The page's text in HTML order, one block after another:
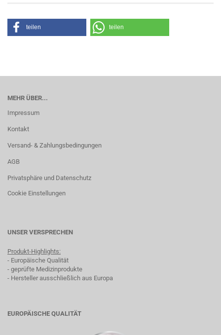
teilen teilen
MEHR ÜBER...
Impressum
Kontakt
Versand- & Zahlungsbedingungen
AGB
Privatsphäre und Datenschutz
Cookie Einstellungen
UNSER VERSPRECHEN
Produkt-Highlights:
- Europäische Qualität
- geprüfte Medizinprodukte
- Hersteller ausschließlich aus Europa
EUROPÄISCHE QUALITÄT